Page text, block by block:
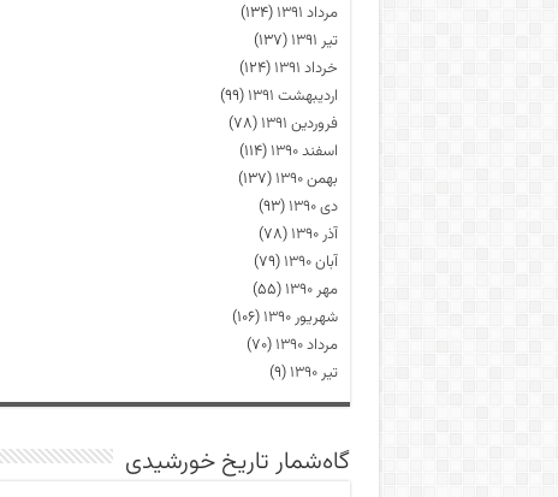
مرداد ۱۳۹۱
(۱۳۴)
تیر ۱۳۹۱
(۱۳۷)
خرداد ۱۳۹۱
(۱۲۴)
اردیبهشت ۱۳۹۱
(۹۹)
فروردین ۱۳۹۱
(۷۸)
اسفند ۱۳۹۰
(۱۱۴)
بهمن ۱۳۹۰
(۱۳۷)
دی ۱۳۹۰
(۹۳)
آذر ۱۳۹۰
(۷۸)
آبان ۱۳۹۰
(۷۹)
مهر ۱۳۹۰
(۵۵)
شهریور ۱۳۹۰
(۱۰۶)
مرداد ۱۳۹۰
(۷۰)
تیر ۱۳۹۰
(۹)
گاه‌شمار تاریخ خورشیدی